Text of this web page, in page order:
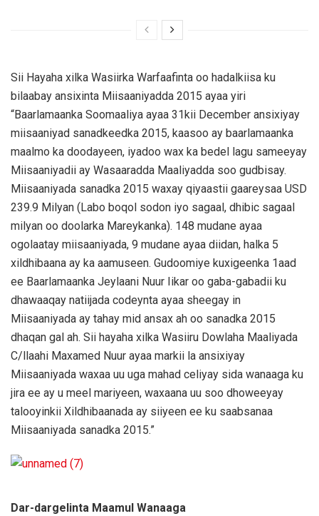
Sii Hayaha xilka Wasiirka Warfaafinta oo hadalkiisa ku
bilaabay ansixinta Miisaaniyadda 2015 ayaa yiri
“Baarlamaanka Soomaaliya ayaa 31kii December ansixiyay
miisaaniyad sanadkeedka 2015, kaasoo ay baarlamaanka
maalmo ka doodayeen, iyadoo wax ka bedel lagu sameeyay
Miisaaniyadii ay Wasaaradda Maaliyadda soo gudbisay.
Miisaaniyada sanadka 2015 waxay qiyaastii gaareysaa USD
239.9 Milyan (Labo boqol sodon iyo sagaal, dhibic sagaal
milyan oo doolarka Mareykanka). 148 mudane ayaa
ogolaatay miisaaniyada, 9 mudane ayaa diidan, halka 5
xildhibaana ay ka aamuseen. Gudoomiye kuxigeenka 1aad
ee Baarlamaanka Jeylaani Nuur Iikar oo gaba-gabadii ku
dhawaaqay natiijada codeynta ayaa sheegay in
Miisaaniyada ay tahay mid ansax ah oo sanadka 2015
dhaqan gal ah. Sii hayaha xilka Wasiiru Dowlaha Maaliyada
C/llaahi Maxamed Nuur ayaa markii la ansixiyay
Miisaaniyada waxaa uu uga mahad celiyay sida wanaaga ku
jira ee ay u meel mariyeen, waxaana uu soo dhoweeyay
talooyinkii Xildhibaanada ay siiyeen ee ku saabsanaa
Miisaaniyada sanadka 2015.”
Dar-dargelinta Maamul Wanaaga